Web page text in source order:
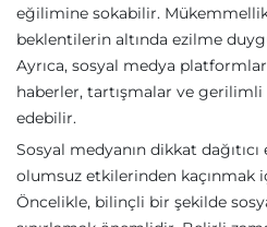
eğilimine sokabilir. Mükemmellik
beklentilerin altında ezilme
Ayrıca, sosyal medya
haberler, tartışmalar ve
edebilir.
Sosyal medyanın dikkat
olumsuz etkilerinden kaçınmak
Öncelikle, bilinçli bir şekilde